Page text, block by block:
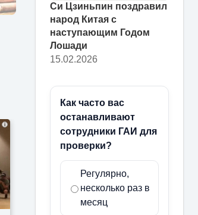
i
Си Цзиньпин поздравил
народ Китая с
наступающим Годом
Лошади
15.02.2026
Как часто вас
останавливают
сотрудники ГАИ для
проверки?
Регулярно,
несколько раз в
месяц